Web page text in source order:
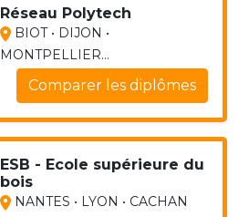
Réseau Polytech
BIOT • DIJON •
MONTPELLIER...
Comparer les diplômes
ESB - Ecole supérieure du
bois
NANTES • LYON • CACHAN